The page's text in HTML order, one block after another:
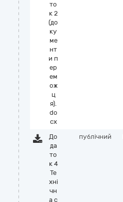
то
к 2
(до
ку
ме
нт
и п
ер
ем
ож
ц
я).
do
cx
До
да
то
к 4
Те
хні
чн
а с
публічний